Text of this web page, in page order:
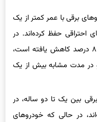
برقی با عمر کمتر از یک
احتراقی حفظ کرده‌اند. در
حالی که ارزش آنها بین فوریه و آوریل ۸ درصد کاهش یافته است،
در مدت مشابه بیش از یک
بین یک تا دو ساله، در
در حالی که خودروهای